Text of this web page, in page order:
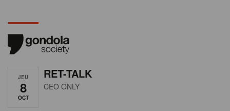
JEU
8
OCT
RET-TALK
CEO ONLY